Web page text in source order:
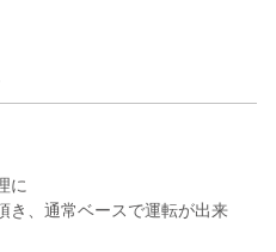
に
き、通常ベースで運転が出来